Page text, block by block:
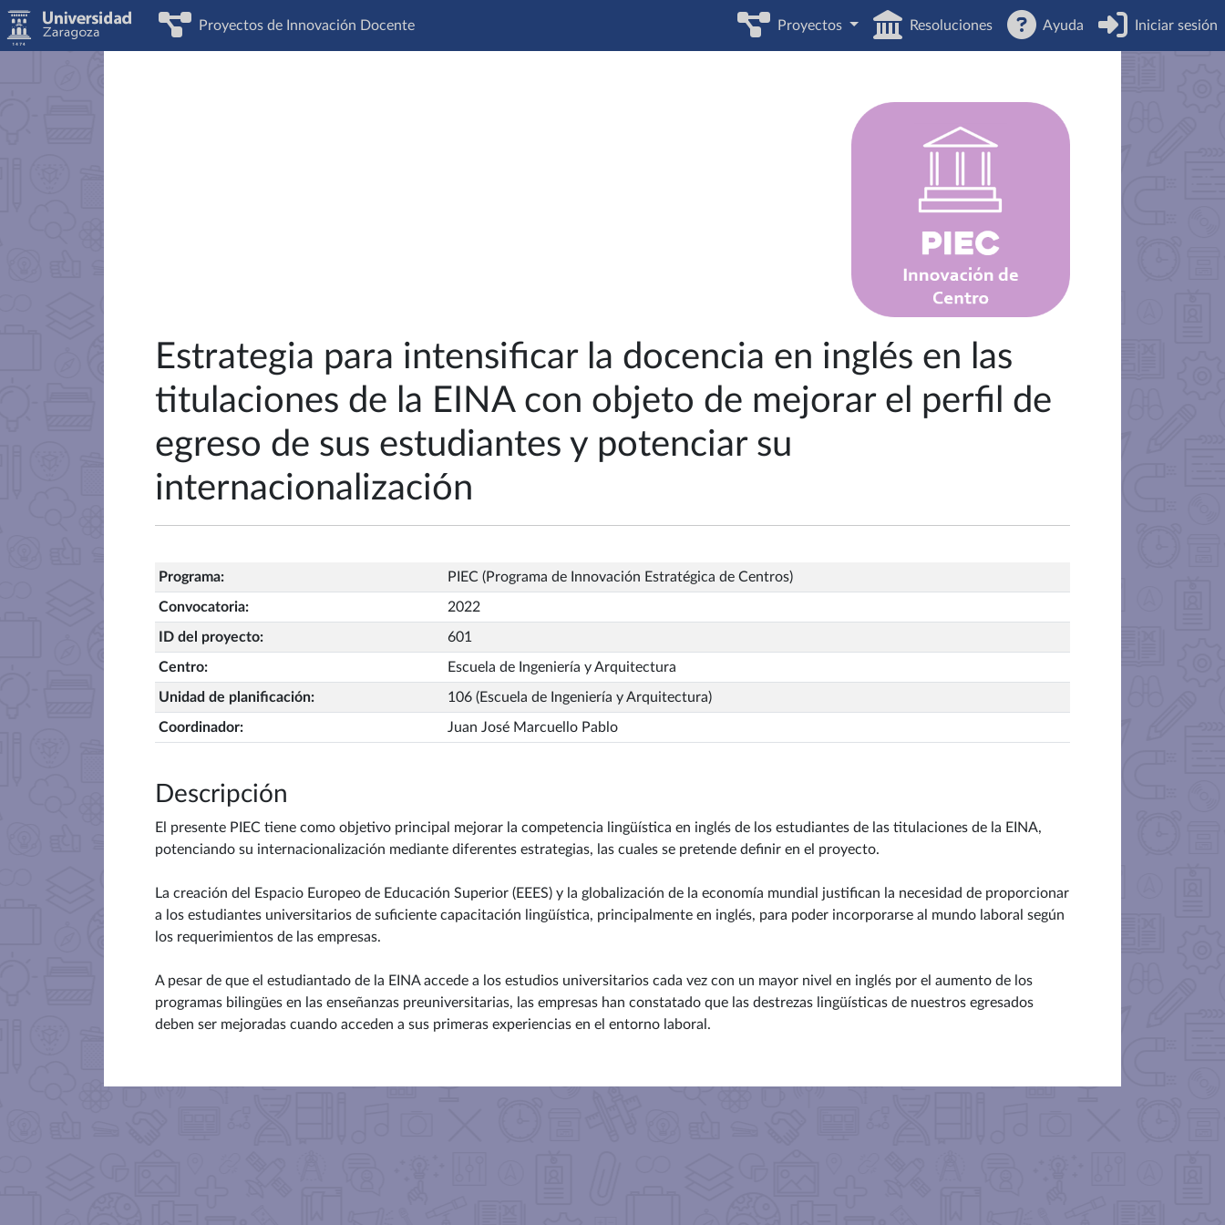
Proyectos de Innovación Docente Proyectos Resoluciones Ayuda Iniciar sesión
Estrategia para intensificar la docencia en inglés en las
titulaciones de la EINA con objeto de mejorar el perfil de
egreso de sus estudiantes y potenciar su
internacionalización
Programa: PIEC (Programa de Innovación Estratégica de Centros)
Convocatoria: 2022
ID del proyecto: 601
Centro: Escuela de Ingeniería y Arquitectura
Unidad de planificación: 106 (Escuela de Ingeniería y Arquitectura)
Coordinador: Juan José Marcuello Pablo
Descripción
El presente PIEC tiene como objetivo principal mejorar la competencia lingüística en inglés de los estudiantes de las titulaciones de la EINA,
potenciando su internacionalización mediante diferentes estrategias, las cuales se pretende definir en el proyecto.
La creación del Espacio Europeo de Educación Superior (EEES) y la globalización de la economía mundial justifican la necesidad de proporcionar
a los estudiantes universitarios de suficiente capacitación lingüística, principalmente en inglés, para poder incorporarse al mundo laboral según
los requerimientos de las empresas.
A pesar de que el estudiantado de la EINA accede a los estudios universitarios cada vez con un mayor nivel en inglés por el aumento de los
programas bilingües en las enseñanzas preuniversitarias, las empresas han constatado que las destrezas lingüísticas de nuestros egresados
deben ser mejoradas cuando acceden a sus primeras experiencias en el entorno laboral.